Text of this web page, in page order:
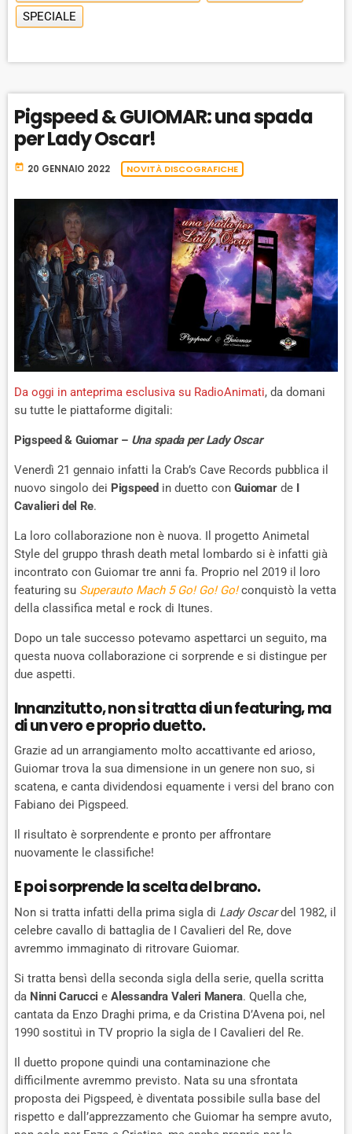
SPECIALE
Pigspeed & GUIOMAR: una spada
per Lady Oscar!
today 20 GENNAIO 2022 NOVITÀ DISCOGRAFICHE
Da oggi in anteprima esclusiva su RadioAnimati, da domani
su tutte le piattaforme digitali:
Pigspeed & Guiomar – Una spada per Lady Oscar
Venerdì 21 gennaio infatti la Crab’s Cave Records pubblica il
nuovo singolo dei Pigspeed in duetto con Guiomarde I
Cavalieri del Re.
La loro collaborazione non è nuova. Il progetto Animetal
Style del gruppo thrash death metal lombardo si è infatti già
incontrato con Guiomar tre anni fa. Proprio nel 2019 il loro
featuring su Superauto Mach 5 Go! Go! Go!conquistò la vetta
della classifica metal e rock di Itunes.
Dopo un tale successo potevamo aspettarci un seguito, ma
questa nuova collaborazione ci sorprende e si distingue per
due aspetti.
Innanzitutto, non si tratta di un featuring, ma
di un vero e proprio duetto.
Grazie ad un arrangiamento molto accattivante ed arioso,
Guiomar trova la sua dimensione in un genere non suo, si
scatena, e canta dividendosi equamente i versi del brano con
Fabiano dei Pigspeed.
Il risultato è sorprendente e pronto per affrontare
nuovamente le classifiche!
E poi sorprende la scelta del brano.
Non si tratta infatti della prima sigla di Lady Oscardel 1982, il
celebre cavallo di battaglia de I Cavalieri del Re, dove
avremmo immaginato di ritrovare Guiomar.
Si tratta bensì della seconda sigla della serie, quella scritta
da Ninni Carucci eAlessandra Valeri Manera. Quella che,
cantata da Enzo Draghi prima, e da Cristina D’Avena poi, nel
1990 sostituì in TV proprio la sigla de I Cavalieri del Re.
Il duetto propone quindi una contaminazione che
difficilmente avremmo previsto. Nata su una sfrontata
proposta dei Pigspeed, è diventata possibile sulla base del
rispetto e dall’apprezzamento che Guiomar ha sempre avuto,